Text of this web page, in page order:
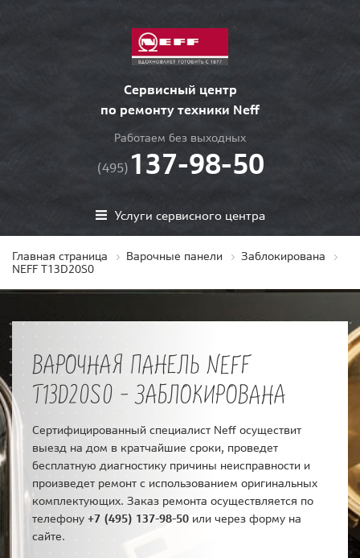
Сервисный центр
по ремонту техники Neff
Работаем без выходных
(495) 137-98-50
Услуги сервисного центра
Главная страница Варочные панели
Заблокирована
NEFF T13D20S0
ВАРОЧНАЯ ПАНЕЛЬ NEFF
T13D20S0 - ЗАБЛОКИРОВАНА
Сертифицированный специалист Neff осуществит
выезд на дом в кратчайшие сроки, проведет
бесплатную диагностику причины неисправности и
произведет ремонт с использованием оригинальных
комплектующих. Заказ ремонта осуществляется по
телефону +7 (495) 137-98-50 или через форму на
сайте.